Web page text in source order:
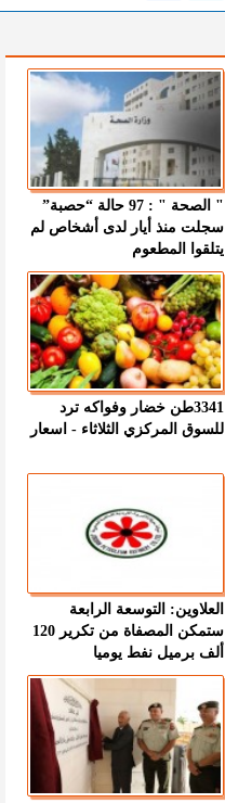
" الصحة " : 97 حالة “حصبة”
سجلت منذ أيار لدى أشخاص لم
يتلقوا المطعوم
3341طن خضار وفواكه ترد
للسوق المركزي الثلاثاء - اسعار
العلاوين: التوسعة الرابعة
ستمكن المصفاة من تكرير 120
ألف برميل نفط يوميا